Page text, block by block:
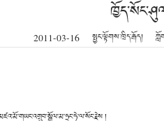
2011-03-16 སྤྱང་ལྟོགས་ཁྲིད་རྒོད།
།